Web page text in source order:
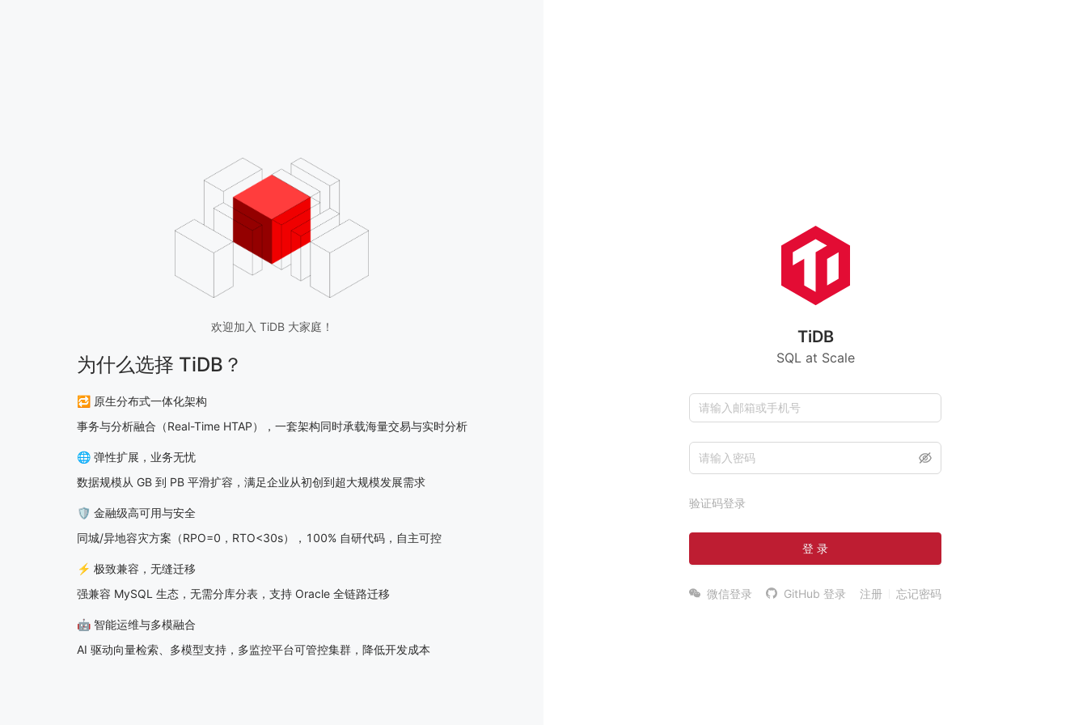
TiDB
SQL at Scale
验证码登录
登 录
微信登录 GitHub 登录 注册 忘记密码
欢迎加入 TiDB 大家庭！
为什么选择 TiDB？
🔁 原生分布式一体化架构
事务与分析融合（Real-Time HTAP），一套架构同时承载海量交易与实时分析
🌐 弹性扩展，业务无忧
数据规模从 GB 到 PB 平滑扩容，满足企业从初创到超大规模发展需求
🛡️ 金融级高可用与安全
同城/异地容灾方案（RPO=0，RTO<30s），100% 自研代码，自主可控
⚡ 极致兼容，无缝迁移
强兼容 MySQL 生态，无需分库分表，支持 Oracle 全链路迁移
🤖 智能运维与多模融合
AI 驱动向量检索、多模型支持，多监控平台可管控集群，降低开发成本